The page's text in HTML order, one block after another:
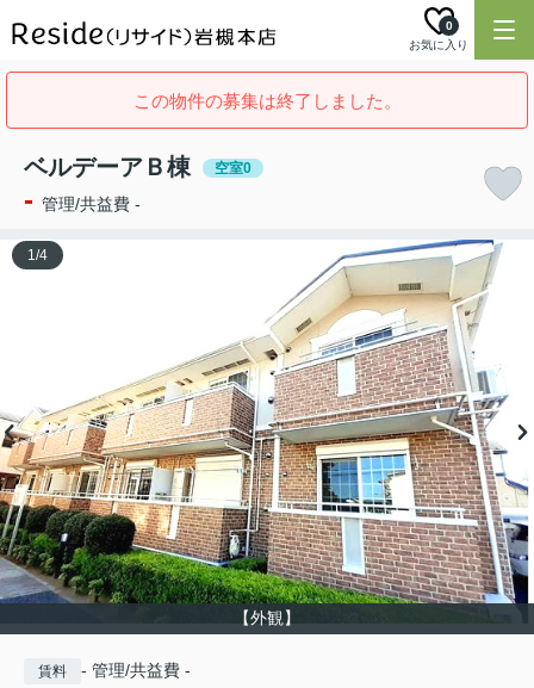
お気に入り
0
この物件の募集は終了しました。
ベルデーアＢ棟 空室0
- 管理/共益費 -
【外観】
1/4
賃料 - 管理/共益費 -